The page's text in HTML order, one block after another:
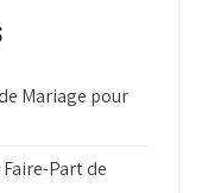
Mariage pour
Part de